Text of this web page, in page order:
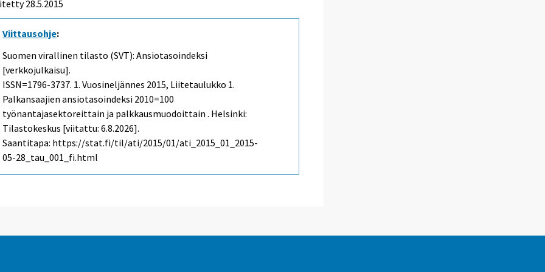
28.5.2015
Viittausohje:
Suomen virallinen tilasto (SVT): Ansiotasoindeksi
[verkkojulkaisu].
ISSN=1796-3737. 1. Vuosineljännes 2015, Liitetaulukko 1.
Palkansaajien ansiotasoindeksi 2010=100
työnantajasektoreittain ja palkkausmuodoittain . Helsinki:
Tilastokeskus [viitattu: 6.8.2026].
Saantitapa: https://stat.fi/til/ati/2015/01/ati_2015_01_2015-
05-28_tau_001_fi.html